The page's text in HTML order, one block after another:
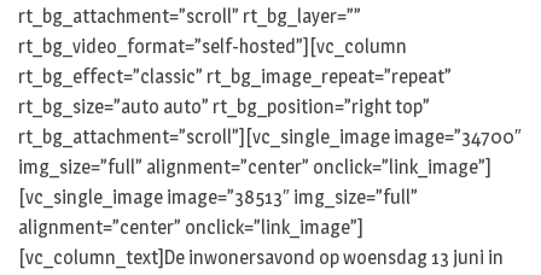
rt_bg_attachment=”scroll” rt_bg_layer=””
rt_bg_video_format=”self-hosted”][vc_column
rt_bg_effect=”classic” rt_bg_image_repeat=”repeat”
rt_bg_size=”auto auto” rt_bg_position=”right top”
rt_bg_attachment=”scroll”][vc_single_image image=”34700″
img_size=”full” alignment=”center” onclick=”link_image”]
[vc_single_image image=”38513″ img_size=”full”
alignment=”center” onclick=”link_image”]
[vc_column_text]De inwonersavond op woensdag 13 juni in